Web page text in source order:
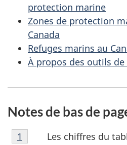
protection marine
Zones de protection
Canada
Refuges marins au
À propos des outils
Notes de bas de
Note
Les chiffres du
Retour à laréférence de
1